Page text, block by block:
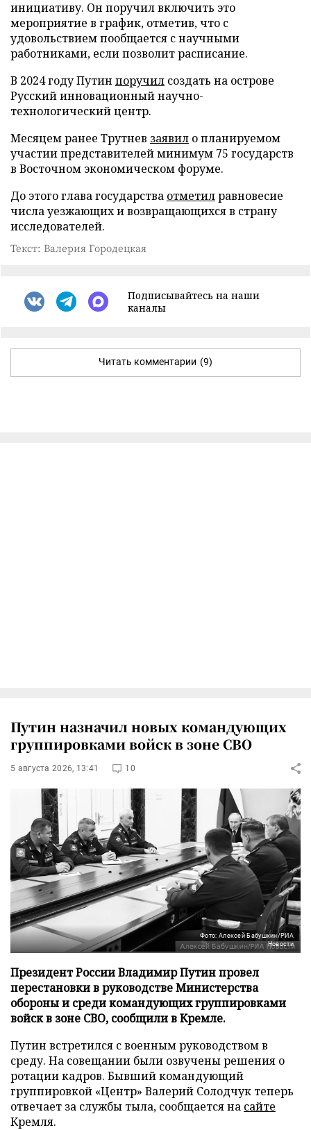
инициативу. Он поручил включить это
мероприятие в график, отметив, что с
удовольствием пообщается с научными
работниками, если позволит расписание.
В 2024 году Путин поручил создать на острове
Русский инновационный научно-
технологический центр.
Месяцем ранее Трутнев заявил о планируемом
участии представителей минимум 75 государств
в Восточном экономическом форуме.
До этого глава государства отметилравновесие
числа уезжающих и возвращающихся в страну
исследователей.
Текст: Валерия Городецкая
Подписывайтесь на наши
каналы
Читать комментарии (9)
Путин назначил новых командующих
группировками войск в зоне СВО
5 августа 2026, 13:41 10
Фото: Алексей Бабушкин/РИА
Новости
Президент России Владимир Путин провел
перестановки в руководстве Министерства
обороны и среди командующих группировками
войск в зоне СВО, сообщили в Кремле.
Путин встретился с военным руководством в
среду. На совещании были озвучены решения о
ротации кадров. Бывший командующий
группировкой «Центр» Валерий Солодчук теперь
отвечает за службы тыла, сообщается на сайте
Кремля.